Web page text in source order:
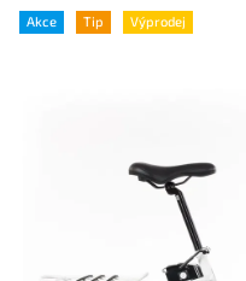
Akce Tip Výprodej